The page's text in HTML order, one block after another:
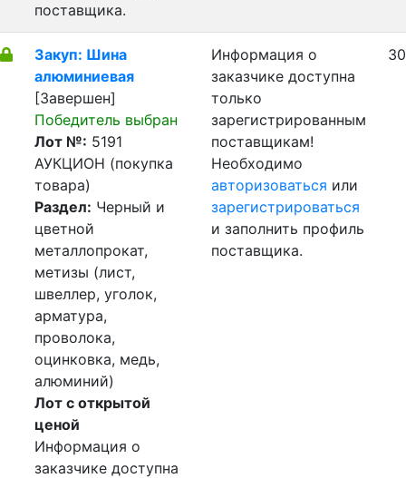
поставщика.
Закуп: Шина
алюминиевая
[Завершен]
Победитель выбран
Лот №: 5191
АУКЦИОН (покупка
товара)
Раздел: Черный и
цветной
металлопрокат,
метизы (лист,
швеллер, уголок,
арматура,
проволока,
оцинковка, медь,
алюминий)
Лот с открытой
ценой
Информация о
заказчике доступна
Информация о
заказчике доступна
только
зарегистрированным
поставщикам!
Необходимо
авторизоваться или
зарегистрироваться
и заполнить профиль
поставщика.